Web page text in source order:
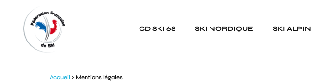
CD SKI 68 SKI NORDIQUE SKI ALPIN
Accueil > Mentions légales